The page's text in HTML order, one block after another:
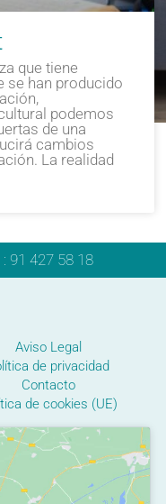
que tiene
han producido
podemos
de una
cambios
La realidad
91 427 58 18
Aviso Legal
de privacidad
Contacto
de cookies (UE)